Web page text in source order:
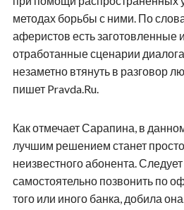
методах борьбы с ними. По
аферистов есть заготовленные
отработанные сценарии
незаметно втянуть в разговор
пишет Pravda.Ru.
Как отмечает Сарапина, в
лучшим решением станет
неизвестного абонента.
самостоятельно позвонить по
того или иного банка, добила